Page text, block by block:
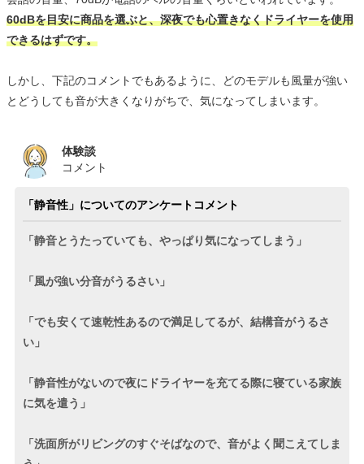
60dBを目安に商品を選ぶと、深夜でも心置きなくドライヤーを使用
できるはずです。
しかし、下記のコメントでもあるように、どのモデルも風量が強い
とどうしても音が大きくなりがちで、気になってしまいます。
体験談
コメント
「静音性」についてのアンケートコメント
「静音とうたっていても、やっぱり気になってしまう」
「風が強い分音がうるさい」
「でも安くて速乾性あるので満足してるが、結構音がうるさ
い」
「静音性がないので夜にドライヤーを充てる際に寝ている家族
に気を遣う」
「洗面所がリビングのすぐそばなので、音がよく聞こえてしま